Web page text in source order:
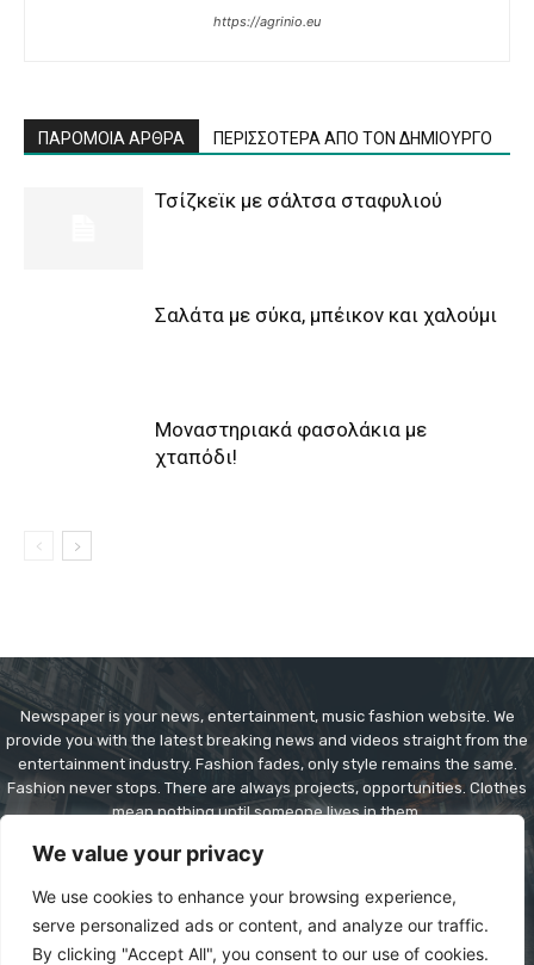
We value your privacy
We use cookies to enhance your browsing experience,
serve personalized ads or content, and analyze our traffic.
By clicking "Accept All", you consent to our use of cookies.
https://agrinio.eu
ΠΑΡΟΜΟΙΑ ΑΡΘΡΑ ΠΕΡΙΣΣΟΤΕΡΑ ΑΠΟ ΤΟΝ ΔΗΜΙΟΥΡΓΟ
Τσίζκεϊκ με σάλτσα σταφυλιού
Σαλάτα με σύκα, μπέικον και χαλούμι
Μοναστηριακά φασολάκια με
χταπόδι!
Newspaper is your news, entertainment, music fashion website. We
provide you with the latest breaking news and videos straight from the
entertainment industry. Fashion fades, only style remains the same.
Fashion never stops. There are always projects, opportunities. Clothes
mean nothing until someone lives in them.
Contact us:contact@yoursite.com